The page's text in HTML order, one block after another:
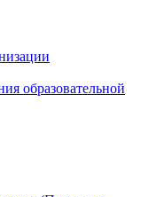
образовательной